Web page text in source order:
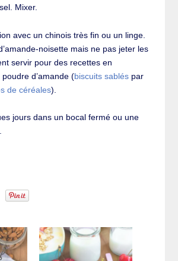
Mixer.
avec un chinois très fin ou un linge.
noisette mais ne pas jeter les
servir pour des recettes en
d’amande (biscuits sablés par
de céréales).
jours dans un bocal fermé ou une